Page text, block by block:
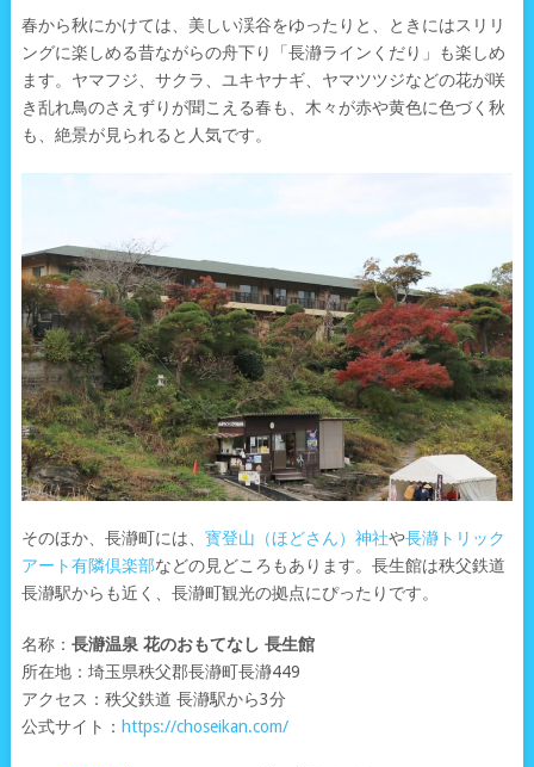
春から秋にかけては、美しい渓谷をゆったりと、ときにはスリリ
ングに楽しめる昔ながらの舟下り「長瀞ラインくだり」も楽しめ
ます。ヤマフジ、サクラ、ユキヤナギ、ヤマツツジなどの花が咲
き乱れ鳥のさえずりが聞こえる春も、木々が赤や黄色に色づく秋
も、絶景が見られると人気です。
そのほか、長瀞町には、 寳登山（ほどさん）神社や長瀞トリック
アート有隣倶楽部などの見どころもあります。長生館は秩父鉄道
長瀞駅からも近く、長瀞町観光の拠点にぴったりです。
名称： 長瀞温泉 花のおもてなし 長生館
所在地：埼玉県秩父郡長瀞町長瀞449
アクセス：秩父鉄道 長瀞駅から3分
公式サイト： https://choseikan.com/